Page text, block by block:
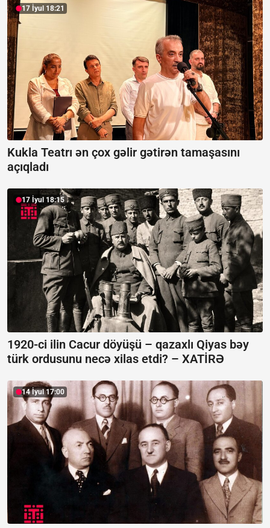
17 İyul 18:21
Kukla Teatrı ən çox gəlir gətirən tamaşasını
açıqladı
17 İyul 18:15
1920-ci ilin Cacur döyüşü – qazaxlı Qiyas bəy
türk ordusunu necə xilas etdi? – XATİRƏ
14 İyul 17:00